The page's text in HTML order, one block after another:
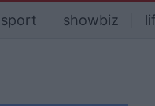
sport showbiz